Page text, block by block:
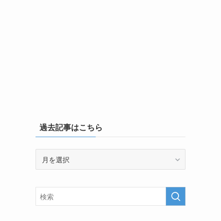
過去記事はこちら
事
は
こ